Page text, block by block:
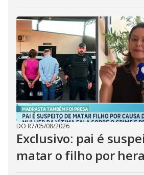
DO R7/05/08/2026
Exclusivo: pai é
matar o filho por